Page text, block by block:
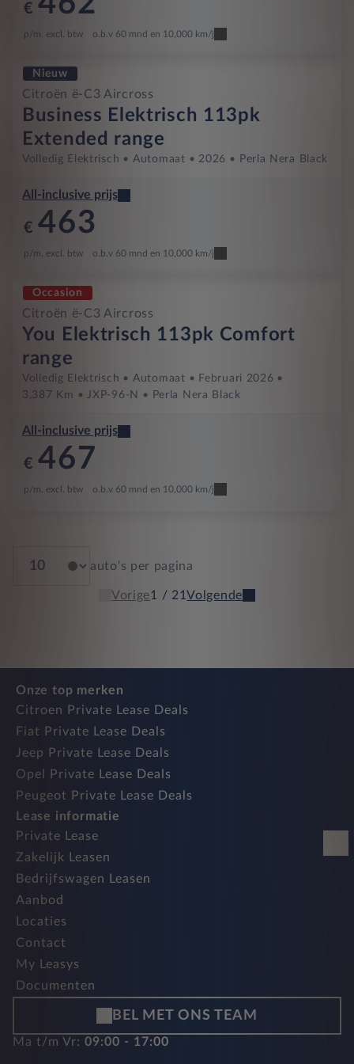
€
p/m. excl. btw o.b.v 60 mnd en 10,000 km/j
Nieuw
Citroën ë-C3 Aircross
Business Elektrisch 113pk
Extended range
Volledig Elektrisch Automaat 2026 Perla Nera Black
All-inclusive prijs
€ 463
p/m. excl. btw o.b.v 60 mnd en 10,000 km/j
Occasion
Citroën ë-C3 Aircross
You Elektrisch 113pk Comfort
range
Volledig Elektrisch Automaat
Februari 2026
3,387 Km
JXP-96-N Perla Nera Black
All-inclusive prijs
€ 467
p/m. excl. btw o.b.v 60 mnd en 10,000 km/j
auto's per pagina
Vorige1 / 21Volgende
Onze top merken
Citroen Private Lease Deals
Fiat Private Lease Deals
Jeep Private Lease Deals
Opel Private Lease Deals
Peugeot Private Lease Deals
Lease informatie
Private Lease
Zakelijk Leasen
Bedrijfswagen Leasen
Aanbod
Locaties
Contact
My Leasys
Documenten
BEL MET ONS TEAM
Ma t/m Vr: 09:00 - 17:00